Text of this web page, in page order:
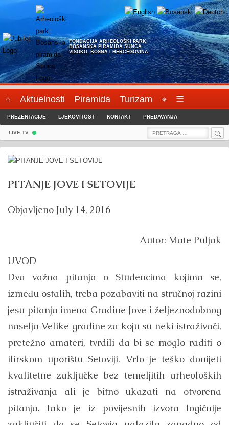
FONDACIJA ARHEOLOŠKI PARK:
BOSANSKA PIRAMIDA SUNCA
VISOKO, BOSNA I HERCEGOVINA
⌂ Aktuelnosti Piramida Turizam ⌖ ☰
PREZENTACIJE LJEKOVITOST KONTAKT PREDAVANJA
LIVE TV
Search
PITANJE JOVE I SETOVIJE
Objavljeno July 14, 2016
Autor: Mate Puljak
UVOD
Dva važna pitanja o Studencima kojima se,
između ostalih, treba pozabaviti na stručnoj razini
jesu pitanja imena Gradine Jove i željeznodobnog
naselja Velike gradine za koju su neki istraživači,
pretežno amateri, tvrdili da bi se moglo raditi o
ilirskom uporištu Setoviji. Vrlo je teško donijeti
kvalitetne zaključke bez temeljitih arheoloških
istraživanja ali je bitno ukazati na otvorena
pitanja. Iako je iz povijesnih izvora logičnije